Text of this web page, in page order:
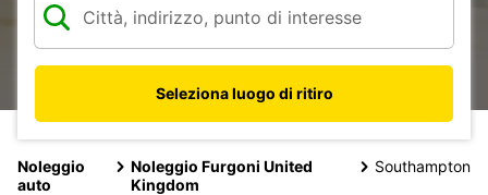
Seleziona luogo di ritiro
Noleggio
auto
Noleggio Furgoni United
Kingdom
Southampton